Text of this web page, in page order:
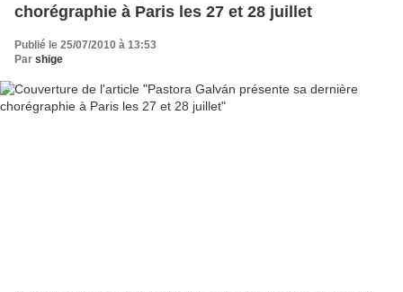
chorégraphie à Paris les 27 et 28 juillet
Publié le 25/07/2010 à 13:53
Par shige